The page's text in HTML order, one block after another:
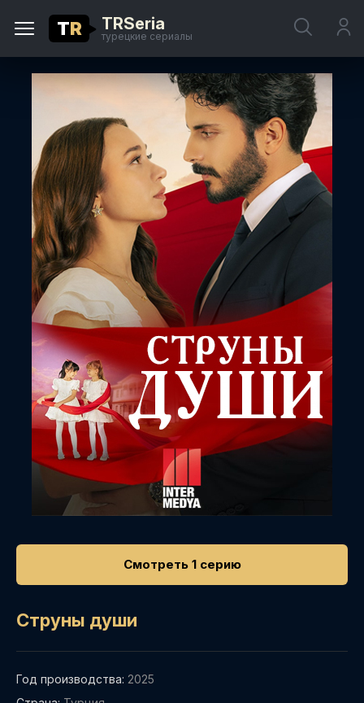
TR TRSeria
турецкие сериалы
Смотреть 1 серию
Струны души
Год производства: 2025